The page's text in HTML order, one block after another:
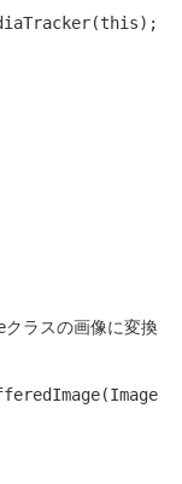
this);
ラスの画像に変換